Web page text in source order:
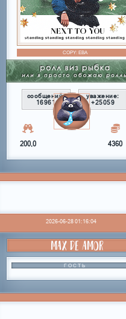
COPY:ЕВА
сообщений:
16961
уважение:
+25059
200,0 4360
2026-06-28 01:16:04
MAX DE AMOR
ГОСТЬ